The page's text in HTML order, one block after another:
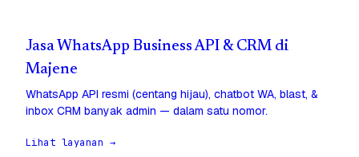
Jasa WhatsApp Business API & CRM di
Majene
WhatsApp API resmi (centang hijau), chatbot WA, blast, &
inbox CRM banyak admin — dalam satu nomor.
Lihat layanan →